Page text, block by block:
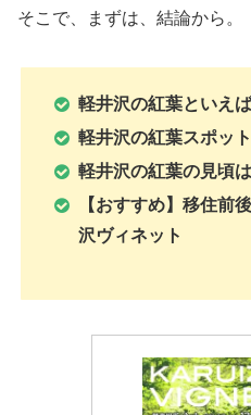
そこで、まずは、結論から。
軽井沢の紅葉といえ
軽井沢の紅葉スポッ
軽井沢の紅葉の見頃
【おすすめ】移住前
沢ヴィネット